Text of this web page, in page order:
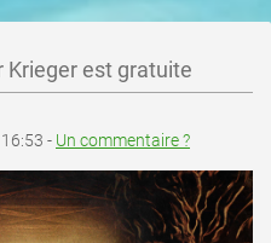
Krieger est gratuite
- Un commentaire ?